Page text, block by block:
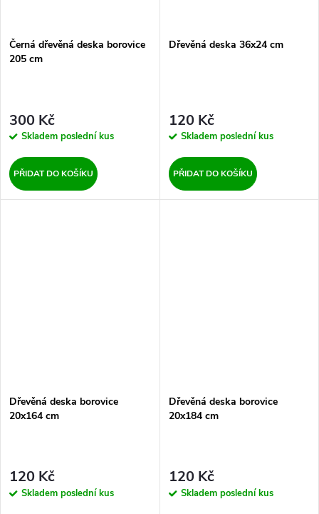
Černá dřevěná deska borovice
205 cm
300 Kč
Skladem poslední kus
PŘIDAT DO KOŠÍKU
Dřevěná deska 36x24 cm
120 Kč
Skladem poslední kus
PŘIDAT DO KOŠÍKU
Dřevěná deska borovice
20x164 cm
120 Kč
Skladem poslední kus
Dřevěná deska borovice
20x184 cm
120 Kč
Skladem poslední kus